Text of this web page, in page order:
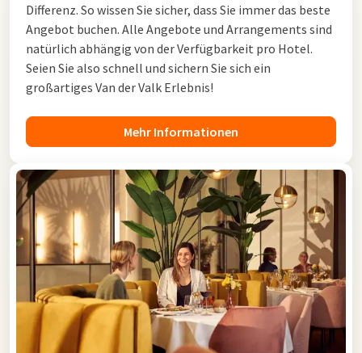
Differenz. So wissen Sie sicher, dass Sie immer das beste
Angebot buchen. Alle Angebote und Arrangements sind
natürlich abhängig von der Verfügbarkeit pro Hotel.
Seien Sie also schnell und sichern Sie sich ein
großartiges Van der Valk Erlebnis!
Mehr Informationen